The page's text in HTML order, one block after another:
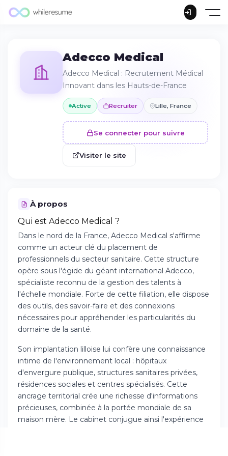
Adecco Medical
Adecco Medical : Recrutement Médical
Innovant dans les Hauts-de-France
Active Recruiter Lille, France
Se connecter pour suivre
Visiter le site
À propos
Qui est Adecco Medical ?
Dans le nord de la France, Adecco Medical s'affirme
comme un acteur clé du placement de
professionnels du secteur sanitaire. Cette structure
opère sous l'égide du géant international Adecco,
spécialiste reconnu de la gestion des talents à
l'échelle mondiale. Forte de cette filiation, elle dispose
des outils, des savoir-faire et des connexions
nécessaires pour appréhender les particularités du
domaine de la santé.
Son implantation lilloise lui confère une connaissance
intime de l'environnement local : hôpitaux
d'envergure publique, structures sanitaires privées,
résidences sociales et centres spécialisés. Cette
ancrage territorial crée une richesse d'informations
précieuses, combinée à la portée mondiale de sa
maison mère. Le cabinet conjugue ainsi l'expérience